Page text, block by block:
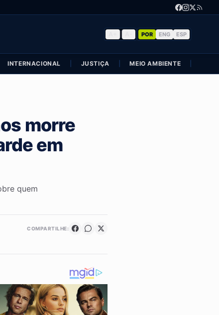
POR ENG ESP
INTERNACIONAL JUSTIÇA MEIO AMBIENTE
morre
em
quem
COMPARTILHE: